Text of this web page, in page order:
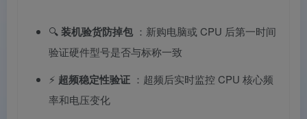
🔍装机验货防掉包 ：新购电脑或 CPU 后第一时间
验证硬件型号是否与标称一致
⚡ 超频稳定性验证 ：超频后实时监控 CPU 核心频
率和电压变化